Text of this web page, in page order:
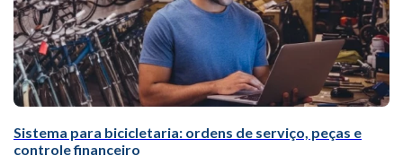
Sistema para bicicletaria: ordens de serviço, peças e
controle financeiro